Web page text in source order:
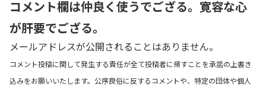
コメント欄は仲良く使うでござる。寛容な心
が肝要でござる。
メールアドレスが公開されることはありません。
コメント投稿に関して発生する責任が全て投稿者に帰すことを承諾の上書き
込みをお願いいたします。公序良俗に反するコメントや、特定の団体や個人